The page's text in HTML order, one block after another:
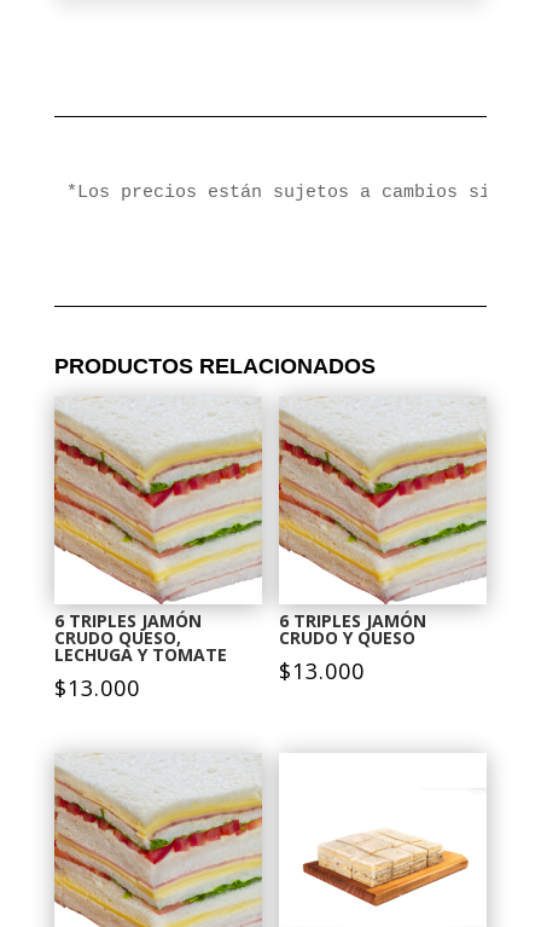
*Los precios están sujetos a cambios sin
PRODUCTOS RELACIONADOS
6 TRIPLES JAMÓN
CRUDO QUESO,
LECHUGA Y TOMATE
$13.000
6 TRIPLES JAMÓN
CRUDO Y QUESO
$13.000